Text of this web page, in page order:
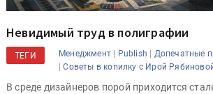
Невидимый труд в полиграфии
ТЕГИ Менеджмент | Publish | Допечатные
|Советы в копилку с Ирой
В среде дизайнеров порой приходится